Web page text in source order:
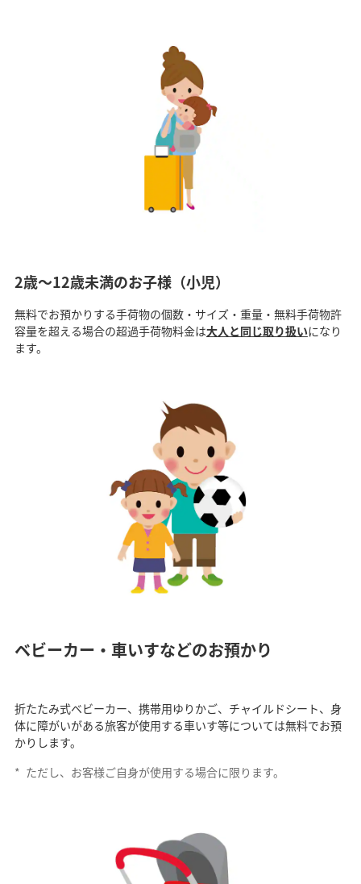
2歳～12歳未満のお子様（小児）
無料でお預かりする手荷物の個数・サイズ・重量・無料手荷物許
容量を超える場合の超過手荷物料金は大人と同じ取り扱いになり
ます。
ベビーカー・車いすなどのお預かり
折たたみ式ベビーカー、携帯用ゆりかご、チャイルドシート、身
体に障がいがある旅客が使用する車いす等については無料でお預
かりします。
* ただし、お客様ご自身が使用する場合に限ります。